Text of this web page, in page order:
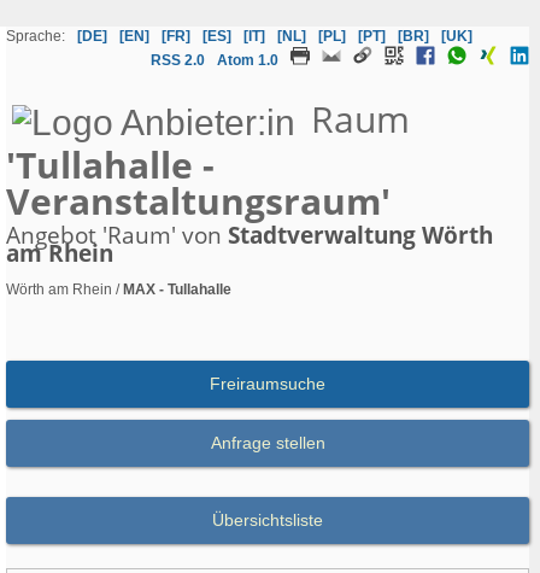
Sprache: [DE] [EN] [FR] [ES] [IT] [NL] [PL] [PT] [BR]
[UK]
RSS 2.0
Atom 1.0
Raum
'Tullahalle -
Veranstaltungsraum'
Angebot 'Raum' von Stadtverwaltung Wörth
am Rhein
Wörth am Rhein / MAX - Tullahalle
Freiraumsuche
Anfrage stellen
Übersichtsliste